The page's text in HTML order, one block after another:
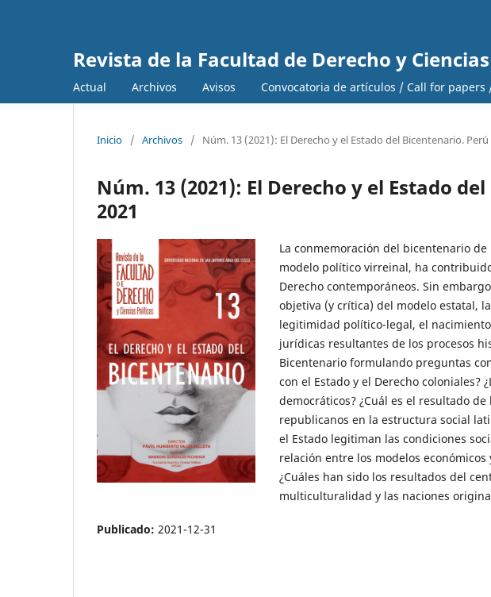
Revista de la Facultad de Derecho y
Actual Archivos Avisos Convocatoria de artículos / Call for
Inicio / Archivos / Núm. 13 (2021): El Derecho y el Estado del Bicentenario. Perú
Núm. 13 (2021): El Derecho y el Estado
2021
La conmemoración del bicentenario
modelo político virreinal, ha
Derecho contemporáneos. Sin
objetiva (y crítica) del modelo estatal,
legitimidad político-legal, el
jurídicas resultantes de los procesos
Bicentenario formulando preguntas
con el Estado y el Derecho coloniales?
democráticos? ¿Cuál es el resultado
republicanos en la estructura social
el Estado legitiman las condiciones
relación entre los modelos
¿Cuáles han sido los resultados del
multiculturalidad y las naciones
Publicado: 2021-12-31